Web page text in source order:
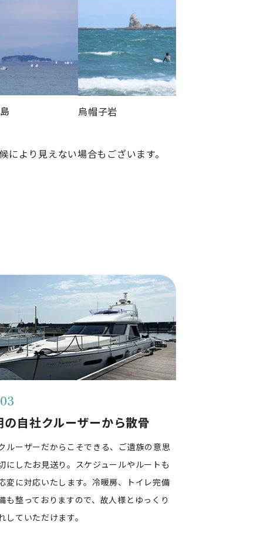
烏帽子岩
より見えない場合もございます。
の自社クルーザーから散骨
ルーザーだからこそできる、ご遺族の意思
にしたお見送り。スケジュールやルートも
変に対応いたします。冷暖房、トイレ完備
も整っておりますので、故人様とゆっくり
していただけます。